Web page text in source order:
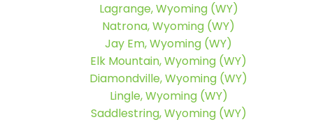
Lagrange, Wyoming (WY)
Natrona, Wyoming (WY)
Jay Em, Wyoming (WY)
Elk Mountain, Wyoming (WY)
Diamondville, Wyoming (WY)
Lingle, Wyoming (WY)
Saddlestring, Wyoming (WY)